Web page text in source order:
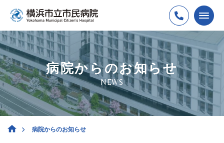
病院からのお知らせ
NEWS
病院からのお知らせ